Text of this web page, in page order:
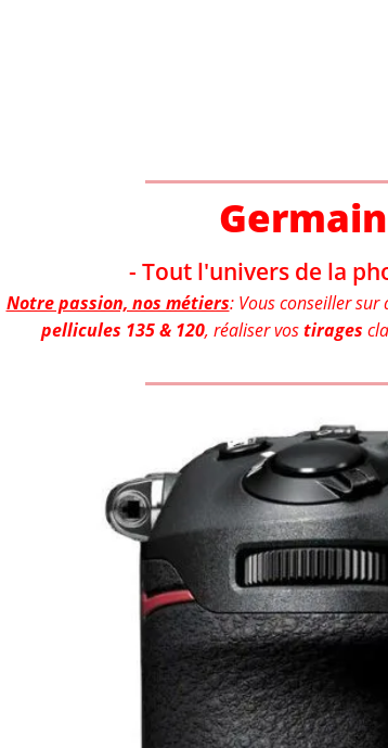
- Tout l'univers de la
Notre passion, nos métiers: Vous conseiller
pellicules 135 & 120, réaliser vostirages